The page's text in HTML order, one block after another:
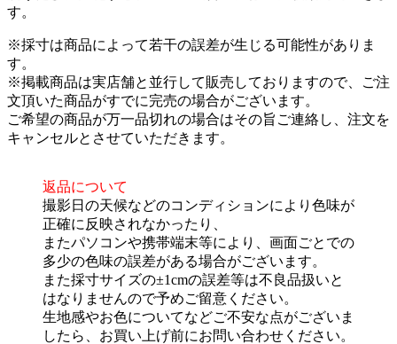
す。
※採寸は商品によって若干の誤差が生じる可能性がありま
す。
※掲載商品は実店舗と並行して販売しておりますので、ご注
文頂いた商品がすでに完売の場合がございます。
ご希望の商品が万一品切れの場合はその旨ご連絡し、注文を
キャンセルとさせていただきます。
返品について
撮影日の天候などのコンディションにより色味が
正確に反映されなかったり、
またパソコンや携帯端末等により、画面ごとでの
多少の色味の誤差がある場合がございます。
また採寸サイズの±1cmの誤差等は不良品扱いと
はなりませんので予めご留意ください。
生地感やお色についてなどご不安な点がございま
したら、お買い上げ前にお問い合わせください。